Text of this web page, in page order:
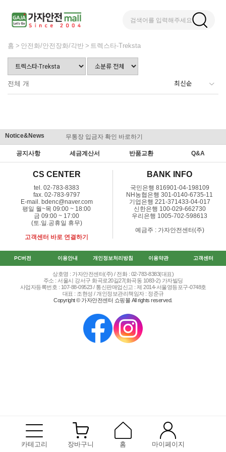
검색어를 입력해주세요
카테고리 장바구니 홈 마이페이지
홈 안전화/안전장화/각반 트렉스타-Treksta
전체 개
Notice&News 무통장 입금자 확인 바로하기
공지사항 세금계산서 반품교환 Q&A
CS CENTER
tel. 02-783-8383
fax. 02-783-9797
E-mail. bdenc@naver.com
평일 월~목 09:00 ~ 18:00
금 09:00 ~ 17:00
(토.일.공휴일 휴무)
고객센터 바로 연결하기
BANK INFO
국민은행 816901-04-198109
NH농협은행 301-0140-6735-11
기업은행 221-371433-04-017
신한은행 100-029-662730
우리은행 1005-702-598613
예금주 : 가자안전센터(주)
PC버전 이용안내 개인정보처리방침 이용약관 고객센터
상호명 : 가자안전센터(주) / 전화 : 02-783-8383(대표)
주소 : 서울시 강서구 화곡로20길27(화곡동 1083-2) 가자빌딩
사업자등록번호 : 107-88-09523 / 통신판매업신고 : 제 2014-서울영등포구-0748호
대표 : 조현성 / 개인정보관리책임자 : 정준규
Copyright © 가자안전센터 쇼핑몰 All rights reserved.